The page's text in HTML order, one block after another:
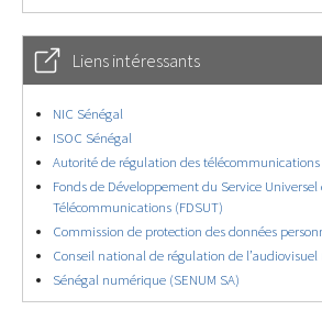
Liens intéressants
NIC Sénégal
ISOC Sénégal
Autorité de régulation des télécommunications
Fonds de Développement du Service Universel
Télécommunications (FDSUT)
Commission de protection des données
Conseil national de régulation de l’audiovisuel
Sénégal numérique (SENUM SA)